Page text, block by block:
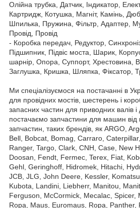
Олійна трубка, Датчик, Індикатор,
Картридж, Котушка, Магніт, Камінь,
Шпилька, Пружина, Фільтр, Адаптер,
Провід, Провід
- Коробка передач, Редуктор,
Підшипник, Підвіс моста, Шарик,
шарнір, Опора, Суппорт, Хрестовина,
Заглушка, Кришка, Шляпка, Фіксатор,
Ми спеціалізуємося на постачанні в
для провідних мостів, шестерень і
запасних частин для приводних валів і
постачаємо запчастини для машин від
запчастин, таких брендів, як ARGO,
Bell, Bobcat, Bomag, Carraro,
Ranger, Targo, Clark, CNH, Case, New
Doosan, Fendt, Fermec, Terex, Fiat,
Gehl, Geringhoff, Hidromek, Hitachi,
JCB, JLG, John Deere, Kessler,
Kubota, Landini, Liebherr, Manitou,
Ferguson, McCormick, Mecalac, Spicer,
Ropa, Maus, Euromaus, Ropa, Panther,